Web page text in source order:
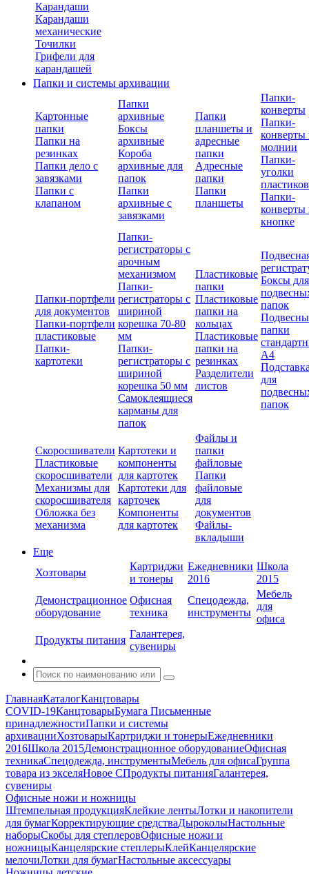
Карандаши
Карандаши
механические
Точилки
Грифели для
карандашей
Папки и системы архивации
Картонные
папки
Папки на
резинках
Папки дело с
завязками
Папки с
клапаном
Папки
архивные
Боксы
архивные
Короба
архивные для
папок
Папки
архивные с
завязками
Папки
планшеты и
адресные
папки
Адресные
папки
Папки
планшеты
Папки-
конверты
Папки-
конверты
молнии
Папки-
уголки
Папки-
конверты
кнопке
Папки-портфели
для документов
Папки-портфели
пластиковые
Папки-
картотеки
Папки-
регистраторы с
арочным
механизмом
Папки-
регистраторы с
шириной
корешка 70-80
мм
Папки-
регистраторы с
шириной
корешка 50 мм
Самоклеящиеся
карманы для
папок
Пластиковые
папки
Пластиковые
папки на
кольцах
Пластиковые
папки на
резинках
Разделители
листов
Боксы для
папок
папки
А4
для
папок
Скоросшиватели
Пластиковые
скоросшиватели
Механизмы для
скоросшивателя
Обложка без
механизма
Картотеки и
компоненты
для картотек
Картотеки для
карточек
Компоненты
для картотек
Файлы и
папки
файловые
Папки
файловые
для
документов
Файлы-
вкладыши
Еще
Хозтовары
Картриджи
и тонеры
Ежедневники
2016
Школа
2015
Демонстрационное
оборудование
Офисная
техника
Спецодежда,
инструменты
Мебель
для
офиса
Продукты питания
Галантерея,
сувениры
ГлавнаяКаталогКанцтовары
COVID-19КанцтоварыБумага Письменные
принадлежностиПапки и системы
архивацииХозтоварыКартриджи и тонерыЕжедневники
2016Школа 2015Демонстрационное оборудованиеОфисная
техникаСпецодежда, инструментыМебель для офисаГруппа
товара из экселяНовое СПродукты питанияГалантерея,
сувениры
Офисные ножи и ножницы
Штемпельная продукцияКлейкие лентыЛотки и накопители
для бумагКорректирующие средстваДыроколыНастольные
наборыСкобы для степлеровОфисные ножи и
ножницыКанцелярские степлерыКлейКанцелярские
мелочиЛотки для бумагНастольные аксессуары